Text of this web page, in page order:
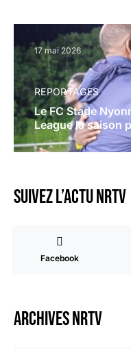
17 mai 2026
REPORTAGES
Le FC Stade
League la saison
Suivez l’actu NRTV
Facebook
Archives NRTV